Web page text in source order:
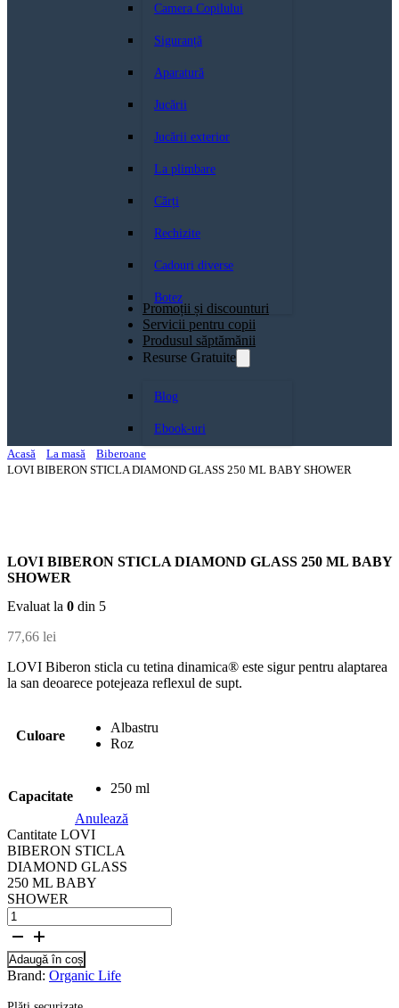
Camera Copilului
Siguranță
Aparatură
Jucării
Jucării exterior
La plimbare
Cărți
Rechizite
Cadouri diverse
Botez
Promoții și discounturi
Servicii pentru copii
Produsul săptămănii
Resurse Gratuite
Blog
Ebook-uri
Acasă
La masă
Biberoane
LOVI BIBERON STICLA DIAMOND GLASS 250 ML BABY SHOWER
LOVI BIBERON STICLA DIAMOND GLASS 250 ML BABY
SHOWER
Evaluat la 0 din 5
77,66 lei
LOVI Biberon sticla cu tetina dinamica® este sigur pentru alaptarea
la san deoarece potejeaza reflexul de supt.
Culoare
Albastru
Roz
Capacitate
250 ml
Anulează
Cantitate LOVI
BIBERON STICLA
DIAMOND GLASS
250 ML BABY
SHOWER
Adaugă în coș
Brand: Organic Life